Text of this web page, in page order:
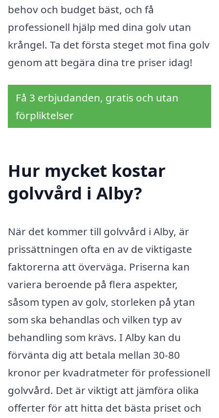
behov och budget bäst, och få
professionell hjälp med dina golv utan
krångel. Ta det första steget mot fina golv
genom att begära dina tre priser idag!
Få 3 erbjudanden, gratis och utan
förpliktelser
Hur mycket kostar
golvvård i Alby?
När det kommer till golvvård i Alby, är
prissättningen ofta en av de viktigaste
faktorerna att överväga. Priserna kan
variera beroende på flera aspekter,
såsom typen av golv, storleken på ytan
som ska behandlas och vilken typ av
behandling som krävs. I Alby kan du
förvänta dig att betala mellan 30-80
kronor per kvadratmeter för professionell
golvvård. Det är viktigt att jämföra olika
offerter för att hitta det bästa priset och